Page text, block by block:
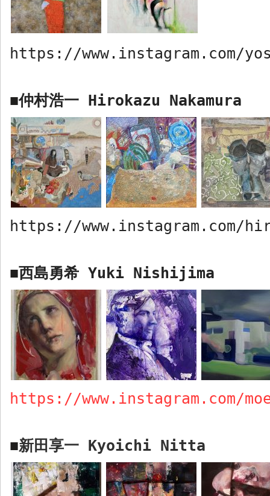
https://www.instagram.com/
■仲村浩一 Hirokazu Nakamura
https://www.instagram.com/
■西島勇希 Yuki Nishijima
https://www.instagram.com/
■新田享一 Kyoichi Nitta